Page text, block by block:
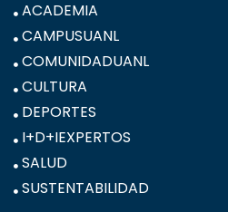
ACADEMIA
CAMPUSUANL
COMUNIDADUANL
CULTURA
DEPORTES
I+D+IEXPERTOS
SALUD
SUSTENTABILIDAD